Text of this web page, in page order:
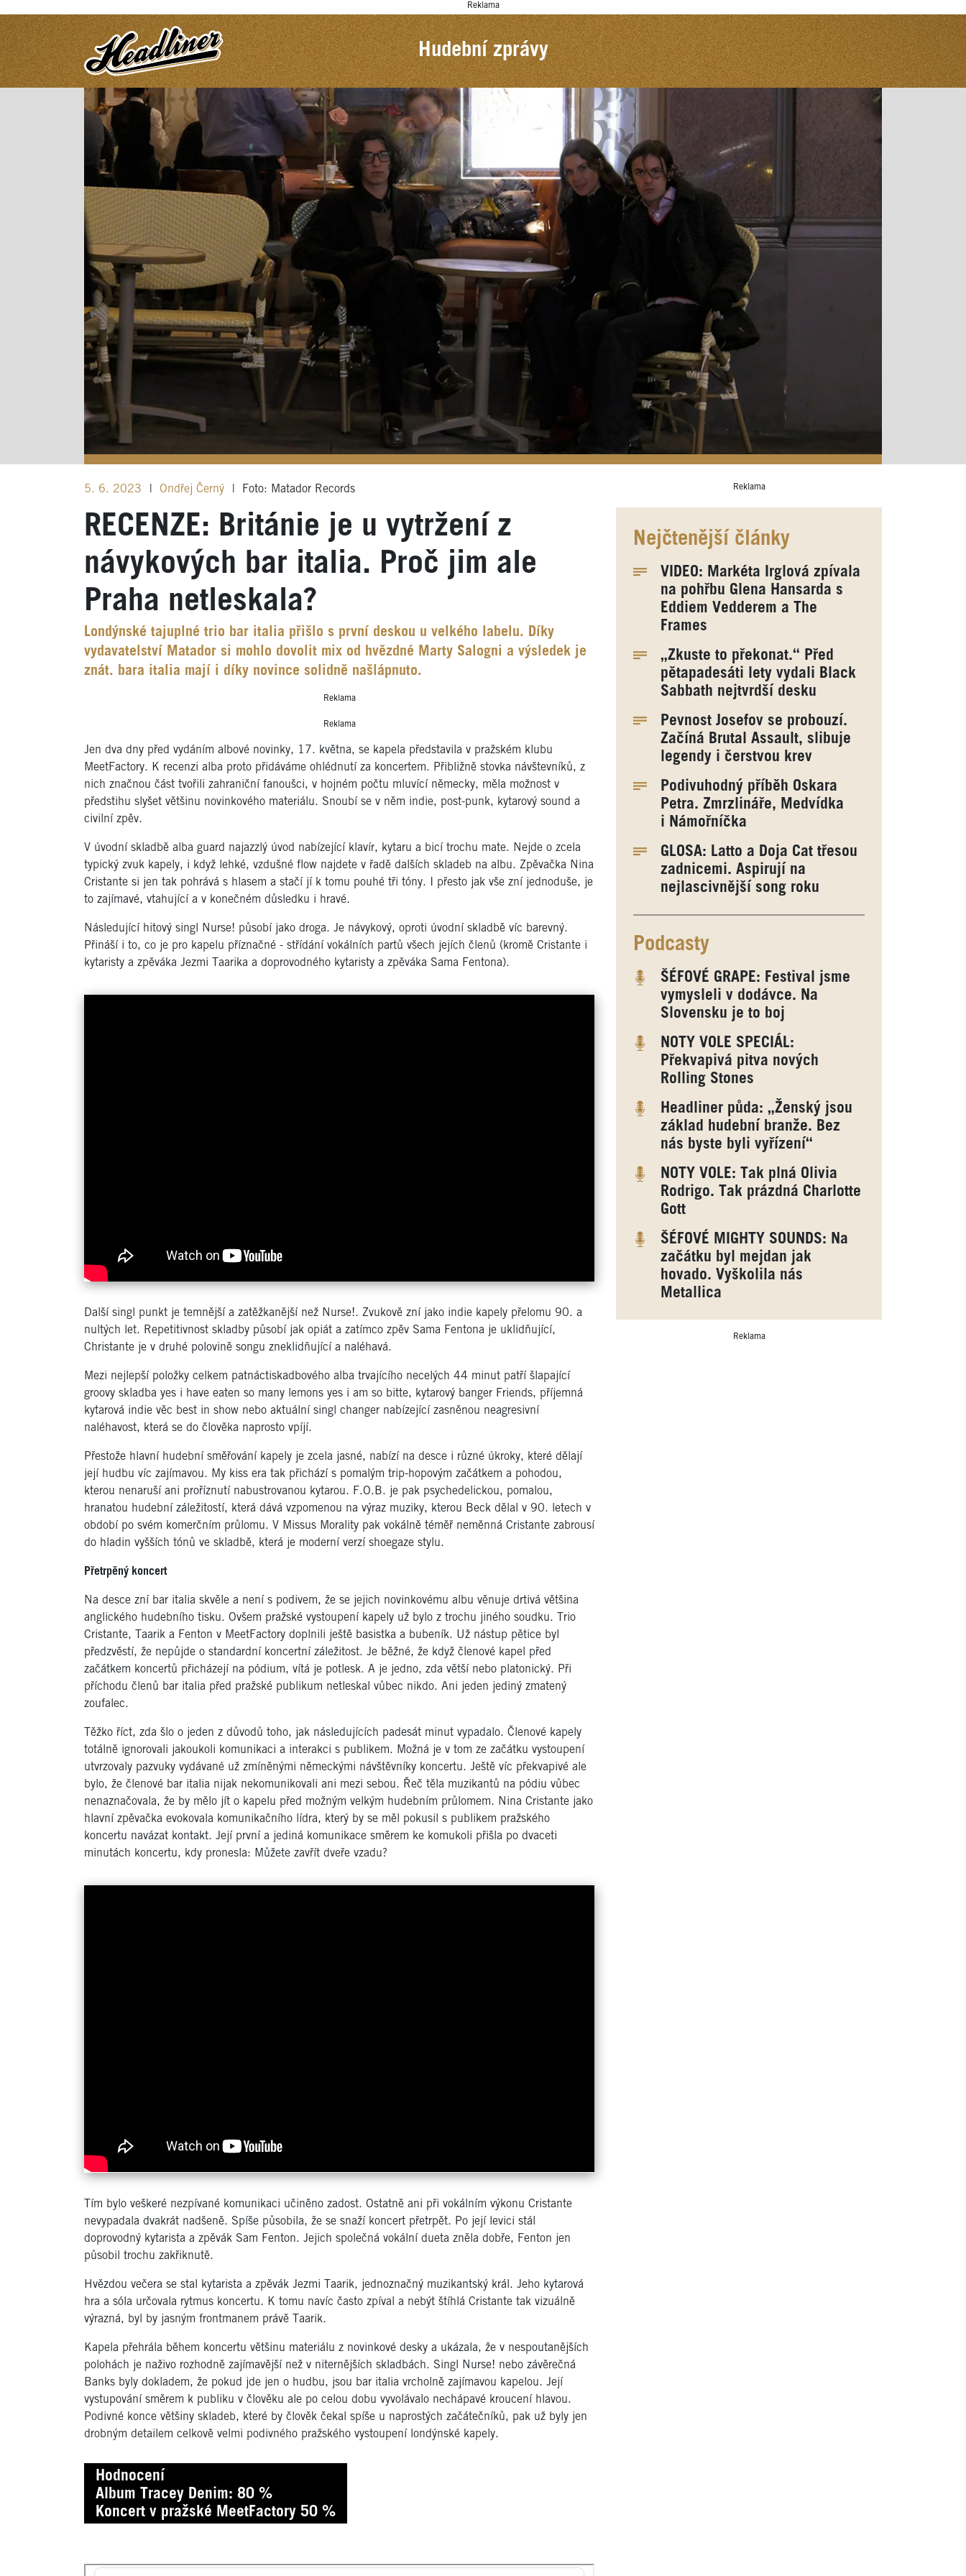
Reklama
Hudební zprávy
5. 6. 2023 Ondřej Černý Foto: Matador Records
RECENZE: Británie je u vytržení z
návykových bar italia. Proč jim ale
Praha netleskala?
Londýnské tajuplné trio bar italia přišlo s první deskou u velkého labelu. Díky
vydavatelství Matador si mohlo dovolit mix od hvězdné Marty Salogni a výsledek je
znát. bara italia mají i díky novince solidně našlápnuto.
Reklama
Reklama
Jen dva dny před vydáním albové novinky, 17. května, se kapela představila v pražském klubu
MeetFactory. K recenzi alba proto přidáváme ohlédnutí za koncertem. Přibližně stovka návštevníků, z
nich značnou část tvořili zahraniční fanoušci, v hojném počtu mluvící německy, měla možnost v
předstihu slyšet většinu novinkového materiálu. Snoubí se v něm indie, post-punk, kytarový sound a
civilní zpěv.
V úvodní skladbě alba guard najazzlý úvod nabízející klavír, kytaru a bicí trochu mate. Nejde o zcela
typický zvuk kapely, i když lehké, vzdušné flow najdete v řadě dalších skladeb na albu. Zpěvačka Nina
Cristante si jen tak pohrává s hlasem a stačí jí k tomu pouhé tři tóny. I přesto jak vše zní jednoduše, je
to zajímavé, vtahující a v konečném důsledku i hravé.
Následující hitový singl Nurse! působí jako droga. Je návykový, oproti úvodní skladbě víc barevný.
Přináší i to, co je pro kapelu příznačné - střídání vokálních partů všech jejích členů (kromě Cristante i
kytaristy a zpěváka Jezmi Taarika a doprovodného kytaristy a zpěváka Sama Fentona).
Další singl punkt je temnější a zatěžkanější než Nurse!. Zvukově zní jako indie kapely přelomu 90. a
nultých let. Repetitivnost skladby působí jak opiát a zatímco zpěv Sama Fentona je uklidňující,
Christante je v druhé polovině songu zneklidňující a naléhavá.
Mezi nejlepší položky celkem patnáctiskadbového alba trvajícího necelých 44 minut patří šlapající
groovy skladba yes i have eaten so many lemons yes i am so bitte, kytarový banger Friends, příjemná
kytarová indie věc best in show nebo aktuální singl changer nabízející zasněnou neagresivní
naléhavost, která se do člověka naprosto vpíjí.
Přestože hlavní hudební směřování kapely je zcela jasné, nabízí na desce i různé úkroky, které dělají
její hudbu víc zajímavou. My kiss era tak přichází s pomalým trip-hopovým začátkem a pohodou,
kterou nenaruší ani proříznutí nabustrovanou kytarou. F.O.B. je pak psychedelickou, pomalou,
hranatou hudební záležitostí, která dává vzpomenou na výraz muziky, kterou Beck dělal v 90. letech v
období po svém komerčním průlomu. V Missus Morality pak vokálně téměř neměnná Cristante zabrousí
do hladin vyšších tónů ve skladbě, která je moderní verzí shoegaze stylu.
Přetrpěný koncert
Na desce zní bar italia skvěle a není s podivem, že se jejich novinkovému albu věnuje drtivá většina
anglického hudebního tisku. Ovšem pražské vystoupení kapely už bylo z trochu jiného soudku. Trio
Cristante, Taarik a Fenton v MeetFactory doplnili ještě basistka a bubeník. Už nástup pětice byl
předzvěstí, že nepůjde o standardní koncertní záležitost. Je běžné, že když členové kapel před
začátkem koncertů přicházejí na pódium, vítá je potlesk. A je jedno, zda větší nebo platonický. Při
příchodu členů bar italia před pražské publikum netleskal vůbec nikdo. Ani jeden jediný zmatený
zoufalec.
Těžko říct, zda šlo o jeden z důvodů toho, jak následujících padesát minut vypadalo. Členové kapely
totálně ignorovali jakoukoli komunikaci a interakci s publikem. Možná je v tom ze začátku vystoupení
utvrzovaly pazvuky vydávané už zmíněnými německými návštěvníky koncertu. Ještě víc překvapivé ale
bylo, že členové bar italia nijak nekomunikovali ani mezi sebou. Řeč těla muzikantů na pódiu vůbec
nenaznačovala, že by mělo jít o kapelu před možným velkým hudebním průlomem. Nina Cristante jako
hlavní zpěvačka evokovala komunikačního lídra, který by se měl pokusil s publikem pražského
koncertu navázat kontakt. Její první a jediná komunikace směrem ke komukoli přišla po dvaceti
minutách koncertu, kdy pronesla: Můžete zavřít dveře vzadu?
Tím bylo veškeré nezpívané komunikaci učiněno zadost. Ostatně ani při vokálním výkonu Cristante
nevypadala dvakrát nadšeně. Spíše působila, že se snaží koncert přetrpět. Po její levici stál
doprovodný kytarista a zpěvák Sam Fenton. Jejich společná vokální dueta zněla dobře, Fenton jen
působil trochu zakřiknutě.
Hvězdou večera se stal kytarista a zpěvák Jezmi Taarik, jednoznačný muzikantský král. Jeho kytarová
hra a sóla určovala rytmus koncertu. K tomu navíc často zpíval a nebýt štíhlá Cristante tak vizuálně
výrazná, byl by jasným frontmanem právě Taarik.
Kapela přehrála během koncertu většinu materiálu z novinkové desky a ukázala, že v nespoutanějších
polohách je naživo rozhodně zajímavější než v niternějších skladbách. Singl Nurse! nebo závěrečná
Banks byly dokladem, že pokud jde jen o hudbu, jsou bar italia vrcholně zajímavou kapelou. Její
vystupování směrem k publiku v člověku ale po celou dobu vyvolávalo nechápavé kroucení hlavou.
Podivné konce většiny skladeb, které by člověk čekal spíše u naprostých začátečníků, pak už byly jen
drobným detailem celkově velmi podivného pražského vystoupení londýnské kapely.
Hodnocení
Album Tracey Denim: 80 %
Koncert v pražské MeetFactory 50 %
Reklama
Nejčtenější články
VIDEO: Markéta Irglová zpívala
na pohřbu Glena Hansarda s
Eddiem Vedderem a The
Frames
„Zkuste to překonat.“ Před
pětapadesáti lety vydali Black
Sabbath nejtvrdší desku
Pevnost Josefov se probouzí.
Začíná Brutal Assault, slibuje
legendy i čerstvou krev
Podivuhodný příběh Oskara
Petra. Zmrzlináře, Medvídka
i Námořníčka
GLOSA: Latto a Doja Cat třesou
zadnicemi. Aspirují na
nejlascivnější song roku
Podcasty
ŠÉFOVÉ GRAPE: Festival jsme
vymysleli v dodávce. Na
Slovensku je to boj
NOTY VOLE SPECIÁL:
Překvapivá pitva nových
Rolling Stones
Headliner půda: „Ženský jsou
základ hudební branže. Bez
nás byste byli vyřízení“
NOTY VOLE: Tak plná Olivia
Rodrigo. Tak prázdná Charlotte
Gott
ŠÉFOVÉ MIGHTY SOUNDS: Na
začátku byl mejdan jak
hovado. Vyškolila nás
Metallica
Reklama